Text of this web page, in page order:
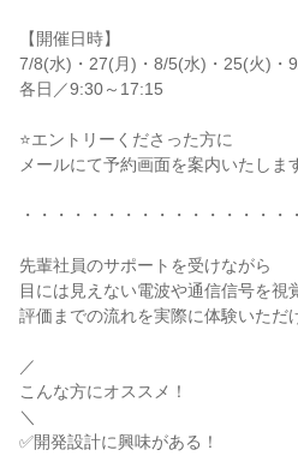
【開催日時】
7/8(水)・27(月)・8/5(水)・25(火)・
各日／9:30～17:15
⭐エントリーくださった方に
メールにて予約画面を案内いたしま
・・・・・・・・・・・・・・・・
先輩社員のサポートを受けながら
目には見えない電波や通信信号を視
評価までの流れを実際に体験いただ
／
こんな方にオススメ！
＼
✅開発設計に興味がある！